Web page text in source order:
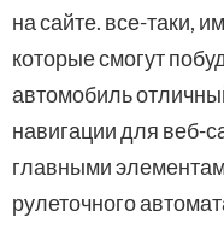
на сайте. все-таки,
которые смогут
автомобиль
навигации для веб-
главными
рулеточного